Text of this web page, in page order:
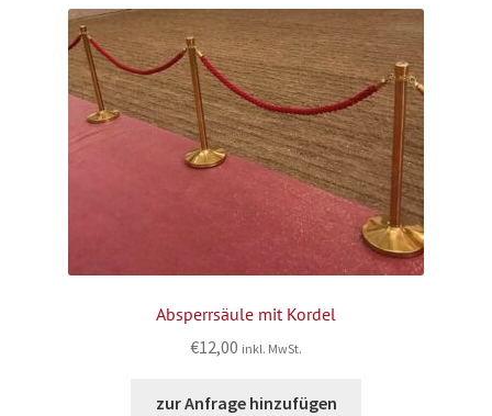
Absperrsäule mit Kordel
€12,00 inkl. MwSt.
zur Anfrage hinzufügen